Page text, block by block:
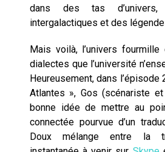
dans des tas d’univers,
intergalactiques et des
Mais voilà, l’univers
dialectes que l’université
Heureusement, dans
Atlantes », Gos (scénariste
bonne idée de mettre au
connectée pourvue d’un
Doux mélange entre la